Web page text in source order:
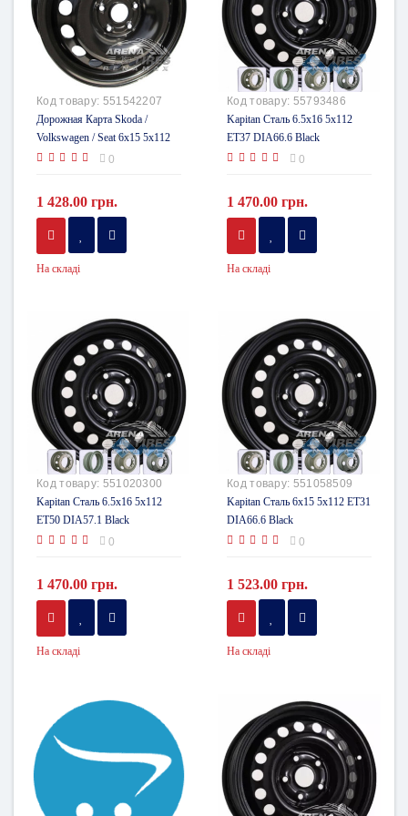
Код товару: 551542207
Дорожная Карта Skoda /
Volkswagen / Seat 6x15 5x112
ET47 DIA57.1 0
1 428.00 грн.
На складі
Код товару: 55793486
Kapitan Сталь 6.5x16 5x112
ET37 DIA66.6 Black
0
1 470.00 грн.
На складі
Код товару: 551020300
Kapitan Сталь 6.5x16 5x112
ET50 DIA57.1 Black
0
1 470.00 грн.
На складі
Код товару: 551058509
Kapitan Сталь 6x15 5x112 ET31
DIA66.6 Black
0
1 523.00 грн.
На складі